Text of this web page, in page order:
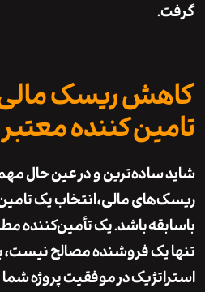
ریسک مالی با
کننده معتبر
و در عین حال مهمترین
مالی،انتخاب یک تامین
باشد. یک تأمین‌کننده مطمئن
فروشنده مصالح نیست، بلکه
در موفقیت پروژه شما